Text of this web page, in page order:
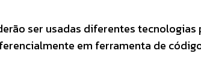
ser usadas diferentes tecnologias
em ferramenta de